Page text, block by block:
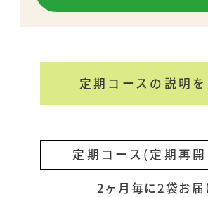
定期コースの説明を
定期コース(定期再
2ヶ月毎に2袋お届